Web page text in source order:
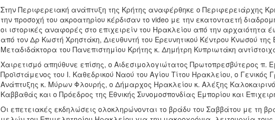
Στην Περιφερειακή ανάπτυξη της Κρήτης αναφέρθηκε ο Περιφερειάρχης
την προσοχή του ακροατηρίου κέρδισαν το video με την εκατονταετή
οι ιστορικές αναφορές στο επιχειρείν του Ηρακλείου από την αρχαιότητα
από τον Δρ Κωστή Χρηστάκη, Διευθυντή του Ερευνητικού Κέντρου Κνωσού της
Μεταδιδάκτορα του Πανεπιστημίου Κρήτης κ. Δημήτρη Κυπριωτάκη
Χαιρετισμό απηύθυνε επίσης, ο Αιδεσιμολογιώτατος Πρωτοπρεσβύτερος π.
Προϊστάμενος του Ι. Καθεδρικού Ναού του Αγίου Τίτου Ηρακλείου, ο Γενικός
Ανάπτυξης κ. Μύρων Φλουρής, ο Δήμαρχος Ηρακλείου κ. Αλέξης
Καββαθάς και ο Πρόεδρος της Εθνικής Συνομοσπονδίας Εμπορίου και
Οι επετειακές εκδηλώσεις ολοκληρώνονται το βράδυ του Σαββάτου με τη